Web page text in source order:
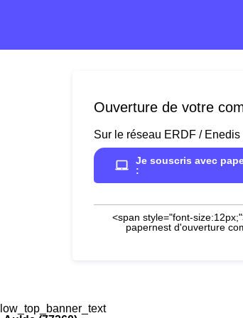
Ouverture de votre
Sur le réseau ERDF /
Je souscris avec
:
<span style="font-
papernest d'ouverture